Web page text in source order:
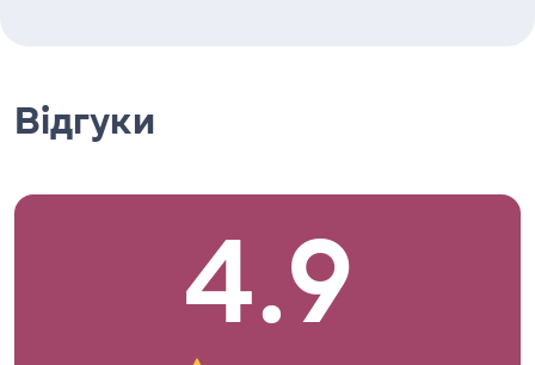
Відгуки
4.9